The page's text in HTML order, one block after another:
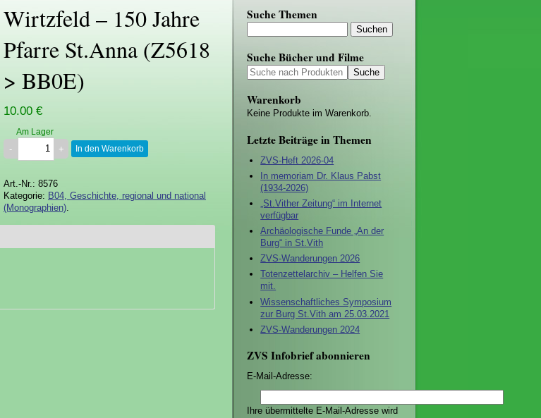
Wirtzfeld – 150 Jahre
Pfarre St.Anna (Z5618
> BB0E)
10.00 €
Am Lager
In den Warenkorb
Art.-Nr.: 8576
Kategorie: B04, Geschichte, regional und national
(Monographien)
Suche Themen
Suche Bücher und Filme
Warenkorb
Keine Produkte im Warenkorb.
Letzte Beiträge in Themen
ZVS-Heft 2026-04
In memoriam Dr. Klaus Pabst
(1934-2026)
„St.Vither Zeitung“ im Internet
verfügbar
Archäologische Funde „An der
Burg“ in St.Vith
ZVS-Wanderungen 2026
Totenzettelarchiv – Helfen Sie
mit.
Wissenschaftliches Symposium
zur Burg St.Vith am 25.03.2021
ZVS-Wanderungen 2024
ZVS Infobrief abonnieren
E-Mail-Adresse:
Ihre übermittelte E-Mail-Adresse wird